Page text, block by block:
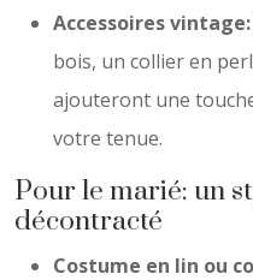
Accessoires vintage:
bois, un collier en
ajouteront une
votre tenue.
Pour le marié: un
décontracté
Costume en lin ou